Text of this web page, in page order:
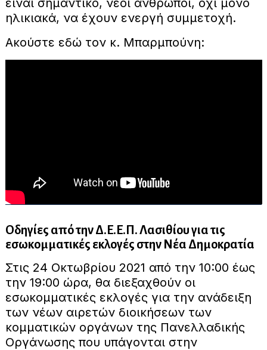
είναι σημαντικό, νέοι άνθρωποι, όχι μόνο
ηλικιακά, να έχουν ενεργή συμμετοχή.
Ακούστε εδώ τον κ. Μπαρμπούνη:
Οδηγίες από την Δ.Ε.Ε.Π. Λασιθίου για τις
εσωκομματικές εκλογές στην Νέα Δημοκρατία
Στις 24 Οκτωβρίου 2021 από την 10:00 έως
την 19:00 ώρα, θα διεξαχθούν οι
εσωκομματικές εκλογές για την ανάδειξη
των νέων αιρετών διοικήσεων των
κομματικών οργάνων της Πανελλαδικής
Οργάνωσης που υπάγονται στην